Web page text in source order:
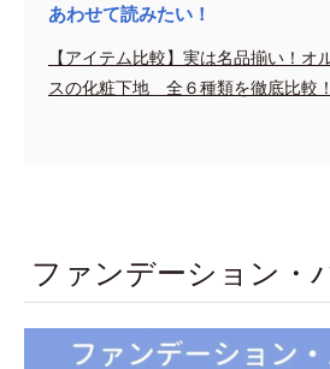
あわせて読みたい！
【アイテム比較】実は名品揃い！オ
スの化粧下地 全６種類を徹底比較！
ファンデーション・